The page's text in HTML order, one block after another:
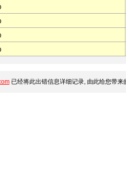
已经将此出错信息详细记录, 由此给您带来